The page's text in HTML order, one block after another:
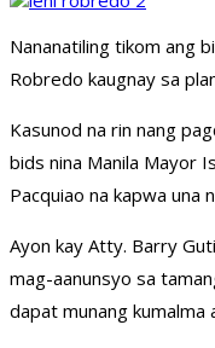
Nananatiling tikom ang
Robredo kaugnay sa
Kasunod na rin nang
bids nina Manila Mayor
Pacquiao na kapwa una
Ayon kay Atty. Barry
mag-aanunsyo sa
dapat munang kumalma